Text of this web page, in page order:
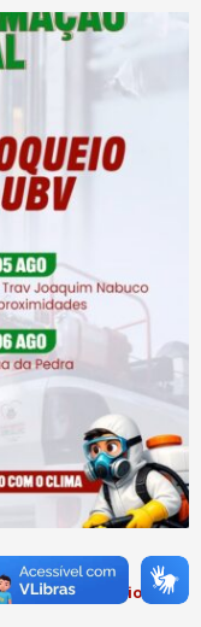
e Bloqueio UBV